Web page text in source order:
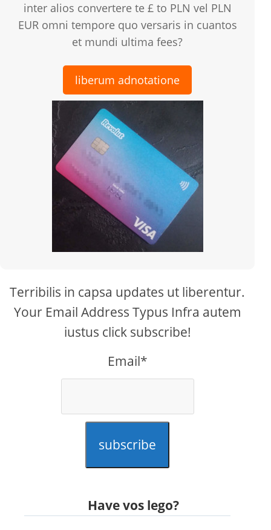
inter alios convertere te £ to PLN vel PLN
EUR omni tempore quo versaris in cuantos
et mundi ultima fees?
liberum adnotatione
Terribilis in capsa updates ut liberentur.
Your Email Address Typus Infra autem
iustus click subscribe!
Email*
subscribe
Have vos lego?